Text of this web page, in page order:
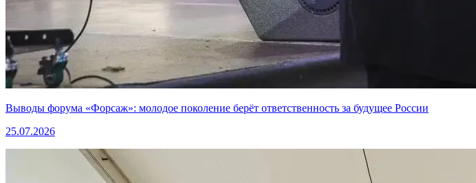
Выводы форума «Форсаж»: молодое поколение берёт ответственность за будущее России
25.07.2026